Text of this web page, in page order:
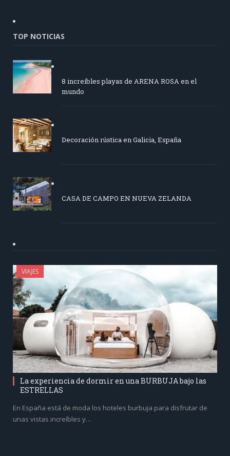
TOP NOTICIAS
8 increíbles playas de ARENA ROSA en el
mundo
Decoración rústica en Galicia, España
CASA DE CAMPO EN NUEVA ZELANDA
VIAJES
La experiencia de dormir en una BURBUJA bajo las
ESTRELLAS
En España está de moda los hoteles burbuja para disfrutar de
unas vistas increíbles y…